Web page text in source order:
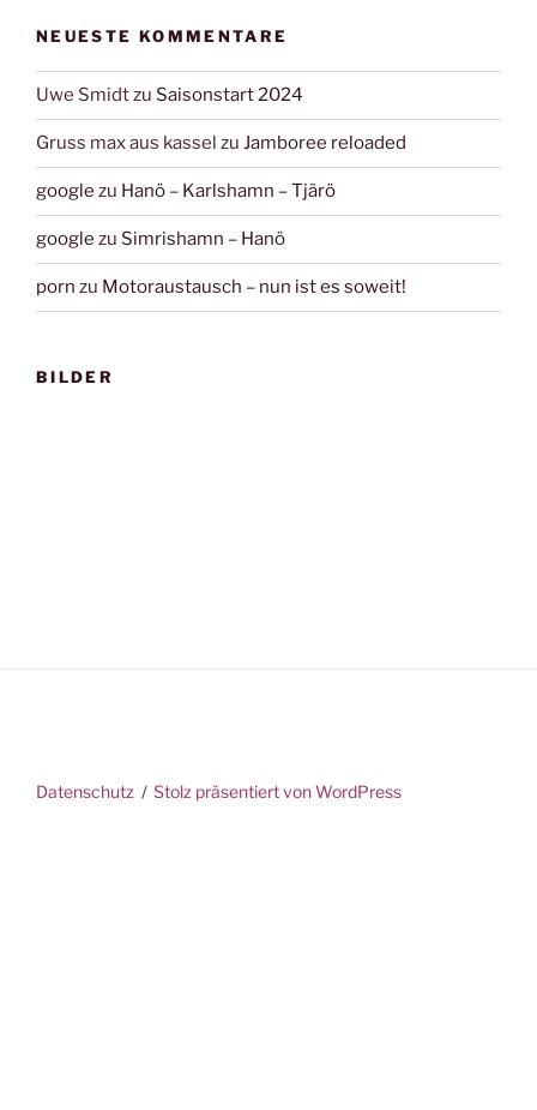
NEUESTE KOMMENTARE
Uwe Smidtzu Saisonstart 2024
Gruss max aus kassel zu Jamboree reloaded
google zu Hanö – Karlshamn – Tjärö
google zu Simrishamn – Hanö
porn zu Motoraustausch – nun ist es soweit!
BILDER
Datenschutz Stolz präsentiert von WordPress